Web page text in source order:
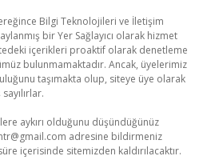
Bilgi Teknolojileri ve İletişim
bir Yer Sağlayıcı olarak hizmet
içerikleri proaktif olarak denetleme
bulunmamaktadır. Ancak, üyelerimiz
taşımakta olup, siteye üye olarak
aykırı olduğunu düşündüğünüz
adresine bildirmeniz
içerisinde sitemizden kaldırılacaktır.